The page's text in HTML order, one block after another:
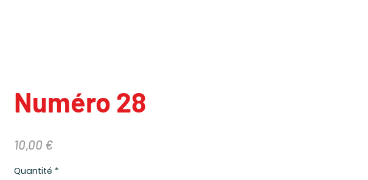
Numéro 28
10,00 €Prix
Quantité *